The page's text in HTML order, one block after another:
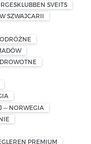
SVEITS
SZWAJCARII
— NORWEGIA
PREMIUM